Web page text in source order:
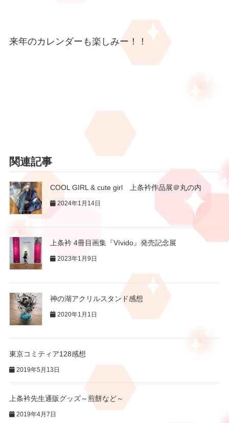
来年のカレンダーも楽しみー！！
関連記事
COOL GIRL & cute girl 上条衿作品展＠丸の内
2024年1月14日
上条衿 4冊目画集『Vívido』発売記念展
2023年1月9日
神の湖アクリルスタンド感想
2020年1月1日
東京コミティア128感想
2019年5月13日
上条衿先生通販グッズ～煎餅など～
2019年4月7日